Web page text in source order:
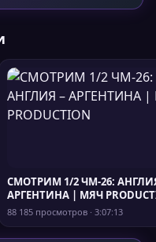
СМОТРИМ 1/2 ЧМ-26:
АРГЕНТИНА | МЯЧ
88 185 просмотров · 3:07:13